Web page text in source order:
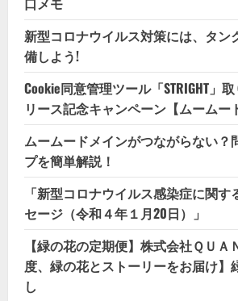
新型コロナウイルス対策には、タン
備しよう!
Cookie同意管理ツール「STRIGHT」
リース記念キャンペーン【ムームー
ムームードメインがつながらない？
プを簡単解説！
「新型コロナウイルス感染症に関す
セージ（令和４年１月20日）」
【緑の花の定期便】株式会社ＱＵ
度、緑の花とストーリーをお届け】
し